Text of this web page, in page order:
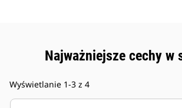
Najważniejsze cechy w
Wyświetlanie 1-3 z 4